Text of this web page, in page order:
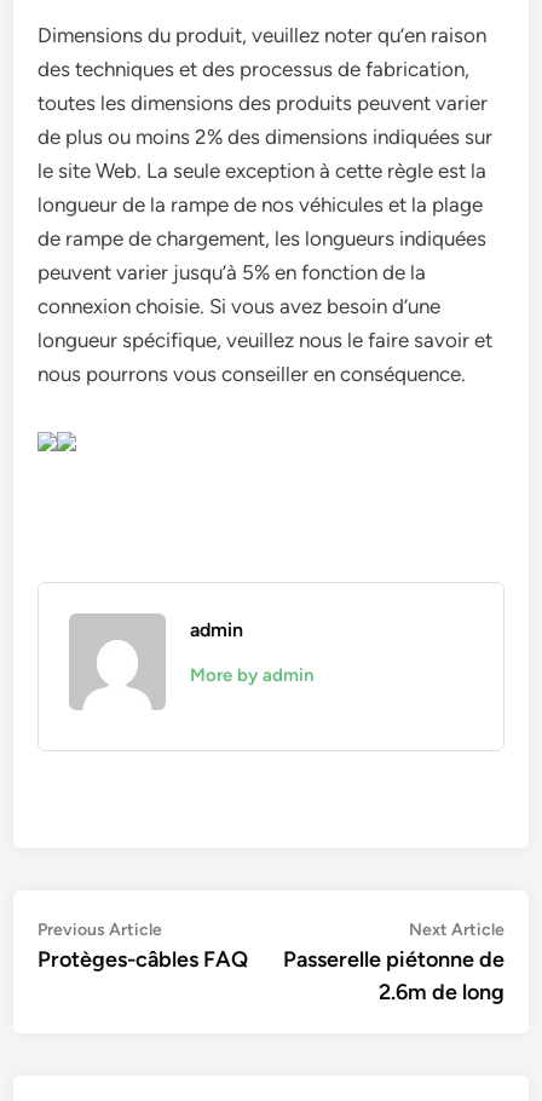
Dimensions du produit, veuillez noter qu’en raison
des techniques et des processus de fabrication,
toutes les dimensions des produits peuvent varier
de plus ou moins 2% des dimensions indiquées sur
le site Web. La seule exception à cette règle est la
longueur de la rampe de nos véhicules et la plage
de rampe de chargement, les longueurs indiquées
peuvent varier jusqu’à 5% en fonction de la
connexion choisie. Si vous avez besoin d’une
longueur spécifique, veuillez nous le faire savoir et
nous pourrons vous conseiller en conséquence.
admin
More by admin
Navigation
de
Previous ArticlePrevious
article:
Protèges-câbles FAQ
Next Article
Passerelle piétonne de
2.6m de long